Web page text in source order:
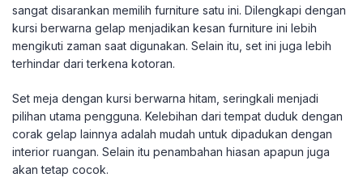
sangat disarankan memilih furniture satu ini. Dilengkapi dengan
kursi berwarna gelap menjadikan kesan furniture ini lebih
mengikuti zaman saat digunakan. Selain itu, set ini juga lebih
terhindar dari terkena kotoran.
Set meja dengan kursi berwarna hitam, seringkali menjadi
pilihan utama pengguna. Kelebihan dari tempat duduk dengan
corak gelap lainnya adalah mudah untuk dipadukan dengan
interior ruangan. Selain itu penambahan hiasan apapun juga
akan tetap cocok.